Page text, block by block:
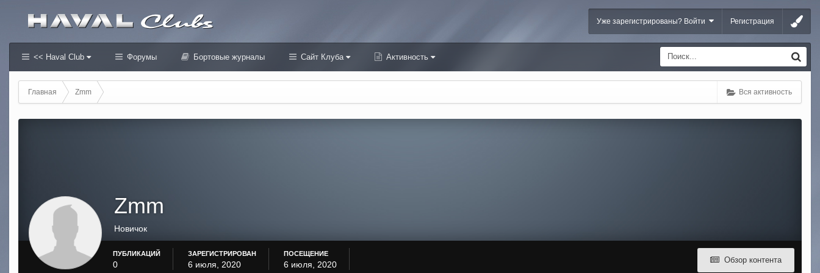
Уже зарегистрированы? Войти Регистрация
<< Haval Club Форумы Бортовые журналы Сайт Клуба Активность
Вся активность
Главная Zmm
Zmm
Новичок
Обзор контента
ПУБЛИКАЦИЙ
0
ЗАРЕГИСТРИРОВАН
6 июля, 2020
ПОСЕЩЕНИЕ
6 июля, 2020